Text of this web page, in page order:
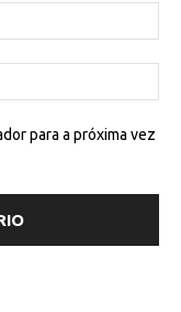
para a próxima vez